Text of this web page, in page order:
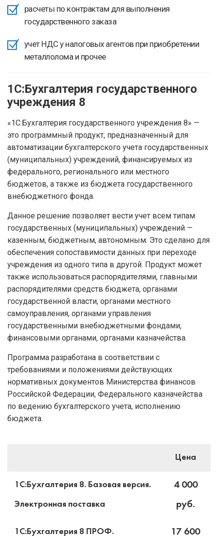
расчеты по контрактам для выполнения
государственного заказа
учет НДС у налоговых агентов при приобретении
металлолома и прочее
1С:Бухгалтерия государственного
учреждения 8
«1С:Бухгалтерия государственного учреждения 8» —
это программный продукт, предназначенный для
автоматизации бухгалтерского учета государственных
(муниципальных) учреждений, финансируемых из
федерального, регионального или местного
бюджетов, а также из бюджета государственного
внебюджетного фонда.
Данное решение позволяет вести учет всем типам
государственных (муниципальных) учреждений —
казенным, бюджетным, автономным. Это сделано для
обеспечения сопоставимости данных при переходе
учреждения из одного типа в другой. Продукт может
также использоваться распорядителями, главными
распорядителями средств бюджета, органами
государственной власти, органами местного
самоуправления, органами управления
государственными внебюджетными фондами,
финансовыми органами, органами казначейства.
Программа разработана в соответствии с
требованиями и положениями действующих
нормативных документов Министерства финансов
Российской Федерации, Федерального казначейства
по ведению бухгалтерского учета, исполнению
бюджета.
Цена
1С:Бухгалтерия 8. Базовая версия.
Электронная поставка
4 000
руб.
1С:Бухгалтерия 8 ПРОФ.
17 600